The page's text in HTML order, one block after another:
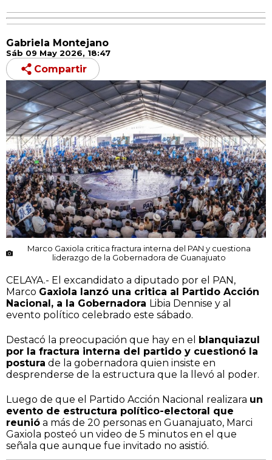
Gabriela Montejano
Sáb 09 May 2026, 18:47
Compartir
Marco Gaxiola critica fractura interna del PAN y cuestiona
liderazgo de la Gobernadora de Guanajuato
CELAYA.- El excandidato a diputado por el PAN,
Marco Gaxiola lanzó una critica al Partido Acción
Nacional, a la Gobernadora Libia Dennise y al
evento político celebrado este sábado.
Destacó la preocupación que hay en el blanquiazul
por la fractura interna del partido y cuestionó la
postura de la gobernadora quien insiste en
desprenderse de la estructura que la llevó al poder.
Luego de que el Partido Acción Nacional realizara un
evento de estructura político-electoral que
reunió a más de 20 personas en Guanajuato, Marci
Gaxiola posteó un video de 5 minutos en el que
señala que aunque fue invitado no asistió.